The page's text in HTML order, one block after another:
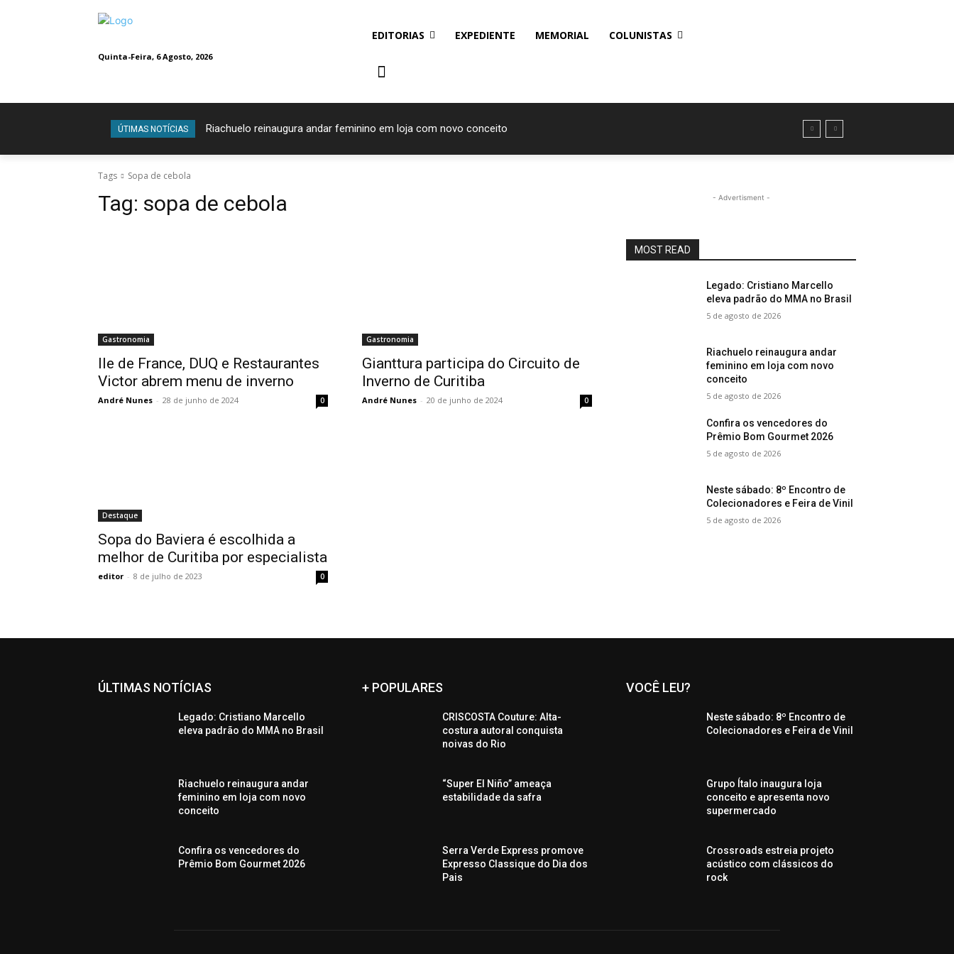
Quinta-Feira, 6 Agosto, 2026
EDITORIAS EXPEDIENTE MEMORIAL COLUNISTAS
ÚTIMAS NOTÍCIAS Riachuelo reinaugura andar feminino em loja com novo conceito
Tags Sopa de cebola
Tag: sopa de cebola
Gastronomia
Ile de France, DUQ e Restaurantes
Victor abrem menu de inverno
André Nunes - 28 de junho de 2024 0
Gastronomia
Gianttura participa do Circuito de
Inverno de Curitiba
André Nunes - 20 de junho de 2024 0
Destaque
Sopa do Baviera é escolhida a
melhor de Curitiba por especialista
editor - 8 de julho de 2023 0
- Advertisment -
MOST READ
Legado: Cristiano Marcello
eleva padrão do MMA no Brasil
5 de agosto de 2026
Riachuelo reinaugura andar
feminino em loja com novo
conceito
5 de agosto de 2026
Confira os vencedores do
Prêmio Bom Gourmet 2026
5 de agosto de 2026
Neste sábado: 8º Encontro de
Colecionadores e Feira de Vinil
5 de agosto de 2026
ÚLTIMAS NOTÍCIAS
Legado: Cristiano Marcello
eleva padrão do MMA no Brasil
Riachuelo reinaugura andar
feminino em loja com novo
conceito
Confira os vencedores do
Prêmio Bom Gourmet 2026
+ POPULARES
CRISCOSTA Couture: Alta-
costura autoral conquista
noivas do Rio
“Super El Niño” ameaça
estabilidade da safra
Serra Verde Express promove
Expresso Classique do Dia dos
Pais
VOCÊ LEU?
Neste sábado: 8º Encontro de
Colecionadores e Feira de Vinil
Grupo Ítalo inaugura loja
conceito e apresenta novo
supermercado
Crossroads estreia projeto
acústico com clássicos do
rock